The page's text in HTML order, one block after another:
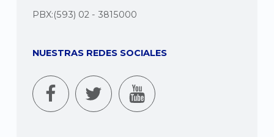
PBX:(593) 02 - 3815000
NUESTRAS REDES SOCIALES